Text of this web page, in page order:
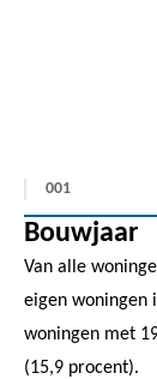
001
Bouwjaar
Van alle
eigen woningen
woningen met
(15,9 procent).